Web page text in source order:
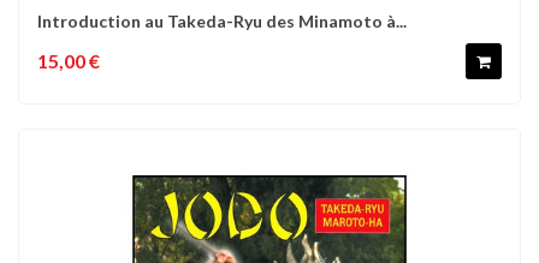
Introduction au Takeda-Ryu des Minamoto à...
15,00 €